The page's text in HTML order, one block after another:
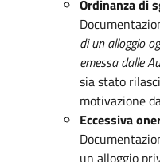
Ordinanza di
di un alloggio
emessa dalle
sia stato
motivazione
Eccessiva
un alloggio